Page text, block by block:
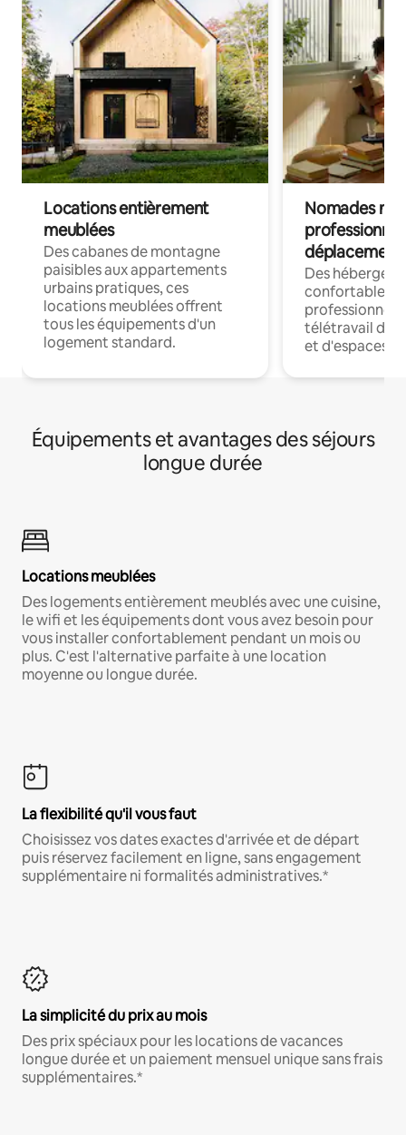
Locations entièrement
meublées
Des cabanes de montagne
paisibles aux appartements
urbains pratiques, ces
locations meublées offrent
tous les équipements d'un
logement standard.
Nomades
déplacement
Des
confortables
professionnels
télétravail
et d'espaces
Équipements et avantages des séjours
longue durée
Locations meublées
Des logements entièrement meublés avec une cuisine,
le wifi et les équipements dont vous avez besoin pour
vous installer confortablement pendant un mois ou
plus. C'est l'alternative parfaite à une location
moyenne ou longue durée.
La flexibilité qu'il vous faut
Choisissez vos dates exactes d'arrivée et de départ
puis réservez facilement en ligne, sans engagement
supplémentaire ni formalités administratives.*
La simplicité du prix au mois
Des prix spéciaux pour les locations de vacances
longue durée et un paiement mensuel unique sans frais
supplémentaires.*